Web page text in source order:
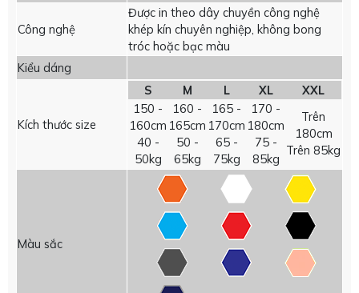
Công nghệ
Được in theo dây chuyền công nghệ
khép kín chuyên nghiệp, không bong
tróc hoặc bạc màu
Kiểu dáng
Kích thước size
S M L XL
XXL
150 -
160cm
40 -
50kg
160 -
165cm
50 -
65kg
165 -
170cm
65 -
75kg
170 -
180cm
75 -
85kg
Trên
180cm
Trên 85kg
Màu sắc